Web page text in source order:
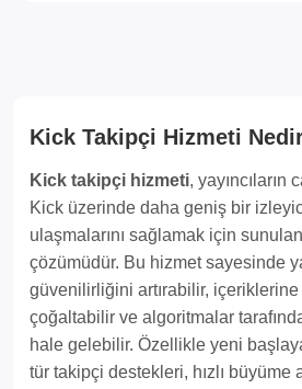
Kick Takipçi Hizmeti
Kick takipçi hizmeti, yayıncıların
Kick üzerinde daha geniş bir
ulaşmalarını sağlamak için
çözümüdür. Bu hizmet sayesinde
güvenilirliğini artırabilir,
çoğaltabilir ve algoritmalar
hale gelebilir. Özellikle yeni
tür takipçi destekleri, hızlı büyüme